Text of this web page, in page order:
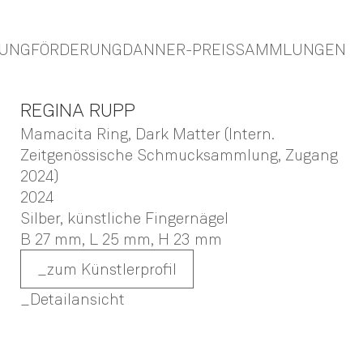
FÖRDERUNGDANNER-PREISSAMMLUNGEN
REGINA RUPP
Mamacita Ring, Dark Matter (Intern.
Zeitgenössische Schmucksammlung, Zugang
2024)
2024
Silber, künstliche Fingernägel
B 27 mm, L 25 mm, H 23 mm
zum Künstlerprofil
Detailansicht